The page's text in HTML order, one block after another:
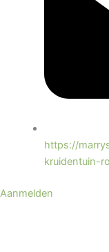
https://
kruidentuin-
Aanmelden